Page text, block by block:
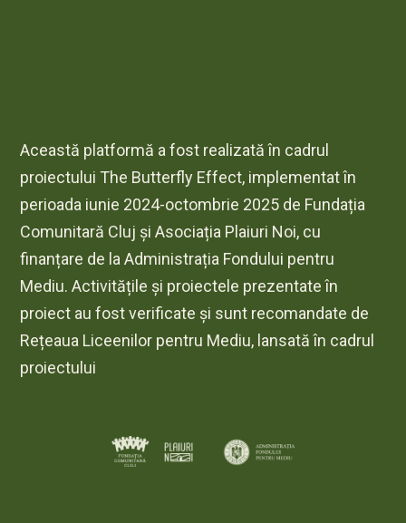
Această platformă a fost realizată în cadrul
proiectului The Butterfly Effect, implementat în
perioada iunie 2024-octombrie 2025 de Fundația
Comunitară Cluj și Asociația Plaiuri Noi, cu
finanțare de la Administrația Fondului pentru
Mediu. Activitățile și proiectele prezentate în
proiect au fost verificate și sunt recomandate de
Rețeaua Liceenilor pentru Mediu, lansată în cadrul
proiectului